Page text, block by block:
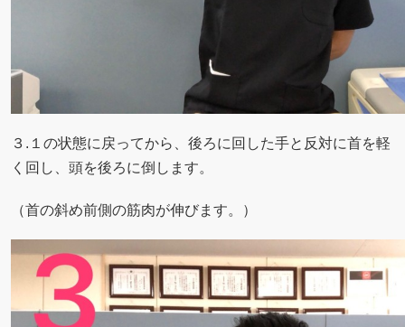
３.１の状態に戻ってから、後ろに回した手と反対に首を軽
く回し、頭を後ろに倒します。
（首の斜め前側の筋肉が伸びます。）